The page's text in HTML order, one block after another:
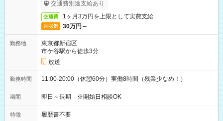
交通費別途支給あり
交通費 1ヶ月3万円を上限として実費支給
月収例 30万円～
勤務地
東京都新宿区
市ケ谷駅から徒歩3分
放送
勤務時間 11:00-20:00（休憩60分）実働8時間（残業少なめ！）
期間 即日～長期 ※開始日相談OK
特徴 履歴書不要